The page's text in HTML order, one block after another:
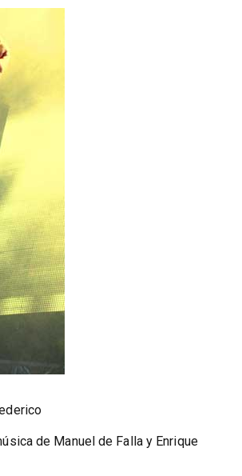
de Manuel de Falla y Enrique